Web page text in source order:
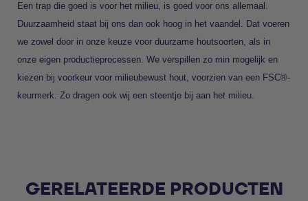
Een trap die goed is voor het milieu, is goed voor ons allemaal.
Duurzaamheid staat bij ons dan ook hoog in het vaandel. Dat voeren
we zowel door in onze keuze voor duurzame houtsoorten, als in
onze eigen productieprocessen. We verspillen zo min mogelijk en
kiezen bij voorkeur voor milieubewust hout, voorzien van een FSC®-
keurmerk. Zo dragen ook wij een steentje bij aan het milieu.
GERELATEERDE PRODUCTEN